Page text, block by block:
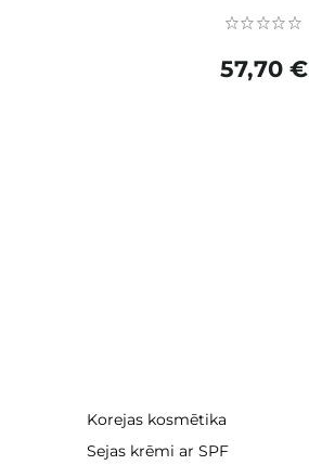
57,70 €
Korejas kosmētika
Sejas krēmi ar SPF